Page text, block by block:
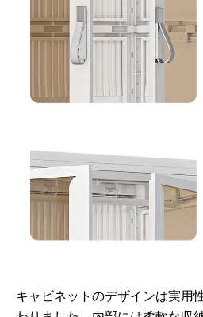
キャビネットのデザインは実用